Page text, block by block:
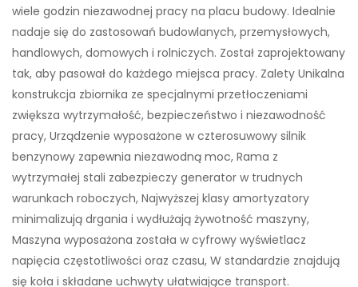
wiele godzin niezawodnej pracy na placu budowy. Idealnie
nadaje się do zastosowań budowlanych, przemysłowych,
handlowych, domowych i rolniczych. Został zaprojektowany
tak, aby pasował do każdego miejsca pracy. Zalety Unikalna
konstrukcja zbiornika ze specjalnymi przetłoczeniami
zwiększa wytrzymałość, bezpieczeństwo i niezawodność
pracy, Urządzenie wyposażone w czterosuwowy silnik
benzynowy zapewnia niezawodną moc, Rama z
wytrzymałej stali zabezpieczy generator w trudnych
warunkach roboczych, Najwyższej klasy amortyzatory
minimalizują drgania i wydłużają żywotność maszyny,
Maszyna wyposażona została w cyfrowy wyświetlacz
napięcia częstotliwości oraz czasu, W standardzie znajdują
się koła i składane uchwyty ułatwiające transport.